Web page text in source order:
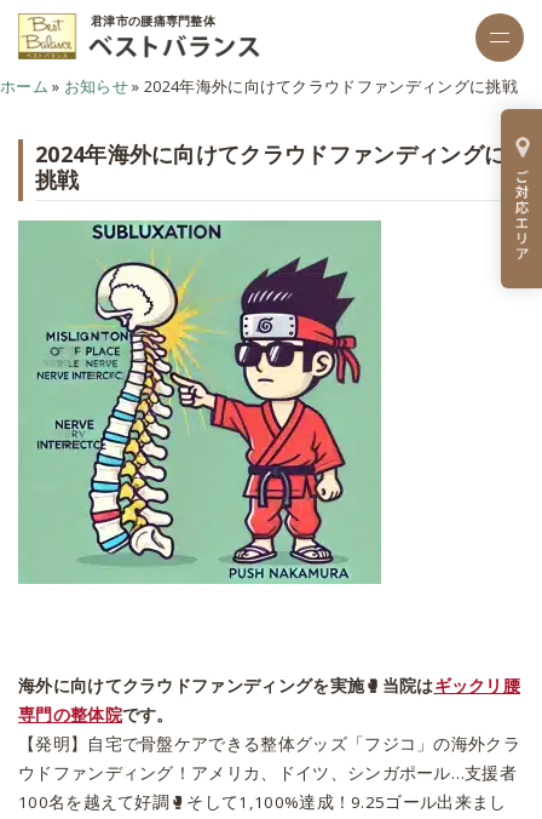
君津市の腰痛専門整体
ホーム » お知らせ» 2024年海外に向けてクラウドファンディングに挑戦
2024年海外に向けてクラウドファンディングに
挑戦
海外に向けてクラウドファンディングを実施🥊当院はギックリ腰
専門の整体院です。
【発明】自宅で骨盤ケアできる整体グッズ「フジコ」の海外クラ
ウドファンディング！アメリカ、ドイツ、シンガポール…支援者
100名を越えて好調🥊そして1,100%達成！9.25ゴール出来まし